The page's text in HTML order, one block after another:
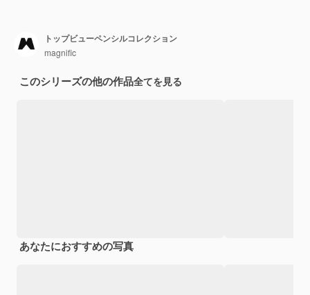
トップビューペンシルコレクション
magnific
このシリーズの他の作品全てを見る
あなたにおすすめの写真